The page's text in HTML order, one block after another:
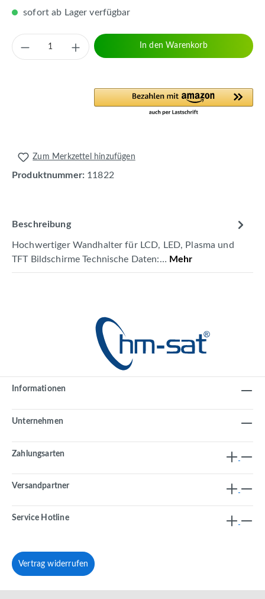
sofort ab Lager verfügbar
Produkt Anzahl: Gib den gewünschten
In den Warenkorb
Zum Merkzettel hinzufügen
Produktnummer: 11822
Beschreibung
Hochwertiger Wandhalter für LCD, LED, Plasma und
TFT Bildschirme Technische Daten:… Mehr
Informationen
Unternehmen
Zahlungsarten
Versandpartner
Service Hotline
Vertrag widerrufen